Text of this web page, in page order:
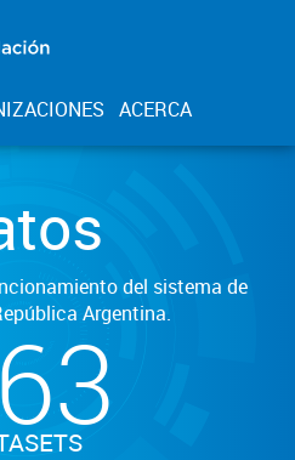
ACERCA
del sistema de
Argentina.